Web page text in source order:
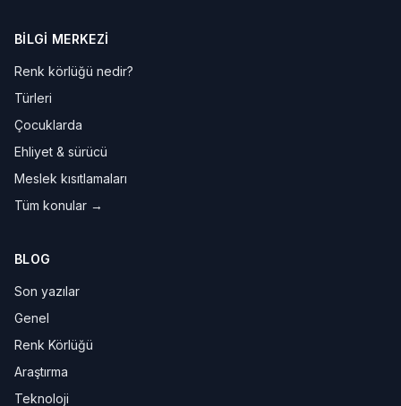
BILGI MERKEZI
Renk körlüğü nedir?
Türleri
Çocuklarda
Ehliyet & sürücü
Meslek kısıtlamaları
Tüm konular →
BLOG
Son yazılar
Genel
Renk Körlüğü
Araştırma
Teknoloji